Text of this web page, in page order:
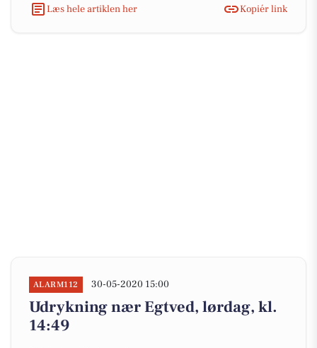
Læs hele artiklen her
Kopiér link
ALARM112 30-05-2020 15:00
Udrykning nær Egtved, lørdag, kl.
14:49